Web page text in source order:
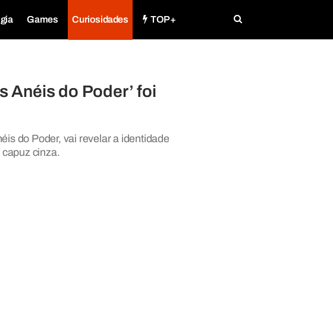
Games Curiosidades TOP+
Anéis do Poder’ foi
do Poder, vai revelar a identidade
cinza.